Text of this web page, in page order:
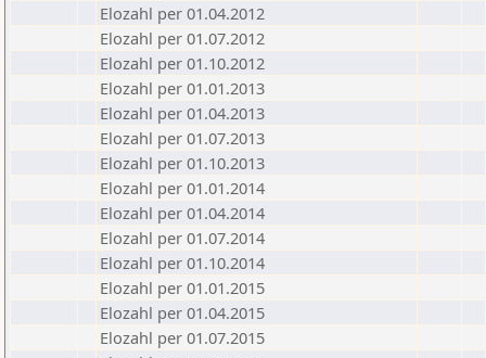
Elozahl per 01.04.2012
Elozahl per 01.07.2012
Elozahl per 01.10.2012
Elozahl per 01.01.2013
Elozahl per 01.04.2013
Elozahl per 01.07.2013
Elozahl per 01.10.2013
Elozahl per 01.01.2014
Elozahl per 01.04.2014
Elozahl per 01.07.2014
Elozahl per 01.10.2014
Elozahl per 01.01.2015
Elozahl per 01.04.2015
Elozahl per 01.07.2015